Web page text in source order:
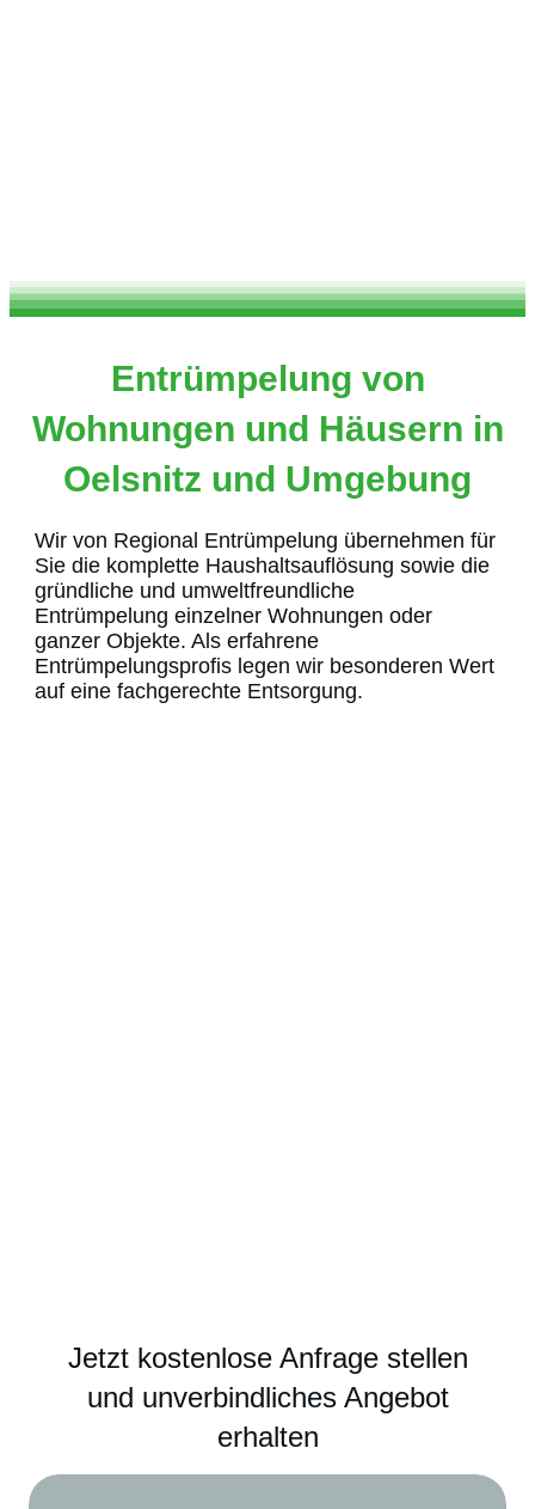
Entrümpelung von
Wohnungen und Häusern in
Oelsnitz und Umgebung
Wir von Regional Entrümpelung übernehmen für
Sie die komplette Haushaltsauflösung sowie die
gründliche und umweltfreundliche
Entrümpelung einzelner Wohnungen oder
ganzer Objekte. Als erfahrene
Entrümpelungsprofis legen wir besonderen Wert
auf eine fachgerechte Entsorgung.
Jetzt kostenlose Anfrage stellen
und unverbindliches Angebot
erhalten